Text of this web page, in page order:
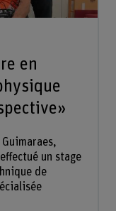
en
un stage
de